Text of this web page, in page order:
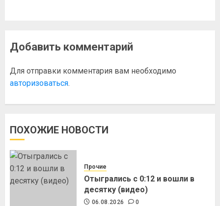
Добавить комментарий
Для отправки комментария вам необходимо
авторизоваться.
ПОХОЖИЕ НОВОСТИ
Прочие
Отыгрались с 0:12 и вошли в
десятку (видео)
06.08.2026 0